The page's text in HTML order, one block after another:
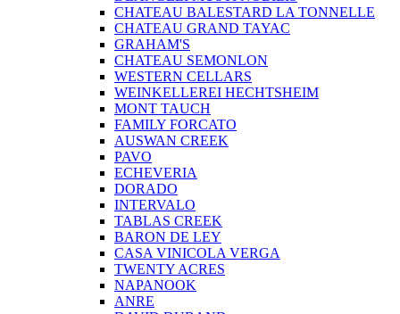
CHATEAU BALESTARD LA TONNELLE
CHATEAU GRAND TAYAC
GRAHAM'S
CHATEAU SEMONLON
WESTERN CELLARS
WEINKELLEREI HECHTSHEIM
MONT TAUCH
FAMILY FORCATO
AUSWAN CREEK
PAVO
ECHEVERIA
DORADO
INTERVALO
TABLAS CREEK
BARON DE LEY
CASA VINICOLA VERGA
TWENTY ACRES
NAPANOOK
ANRE